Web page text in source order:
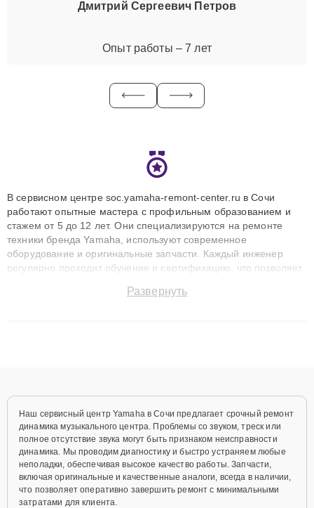
Дмитрий Сергеевич Петров
Опыт работы – 7 лет
В сервисном центре soc.yamaha-remont-center.ru в Сочи
работают опытные мастера с профильным образованием и
стажем от 5 до 12 лет. Они специализируются на ремонте
техники бренда Yamaha, используют современное
оборудование и оригинальные запчасти. Каждый инженер
регулярно проходит обучение и сертификацию, что позволяет
технику с сохранением гарантии до 3 лет. Наши мастера
Развернуть
Наш сервисный центр Yamaha в Сочи предлагает срочный ремонт
динамика музыкального центра. Проблемы со звуком, треск или
полное отсутствие звука могут быть признаком неисправности
динамика. Мы проводим диагностику и быстро устраняем любые
неполадки, обеспечивая высокое качество работы. Запчасти,
включая оригинальные и качественные аналоги, всегда в наличии,
что позволяет оперативно завершить ремонт с минимальными
затратами для клиента.